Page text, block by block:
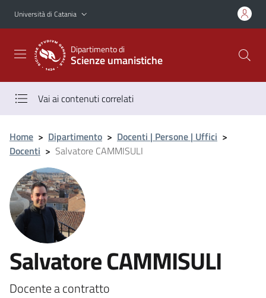
Vai al contenuto principale
Vai al menu di navigazione
Università di Catania
Dipartimento di
Scienze umanistiche
Vai ai contenuti correlati
Home > Dipartimento > Docenti | Persone | Uffici >
Docenti > Salvatore CAMMISULI
Salvatore CAMMISULI
Docente a contratto